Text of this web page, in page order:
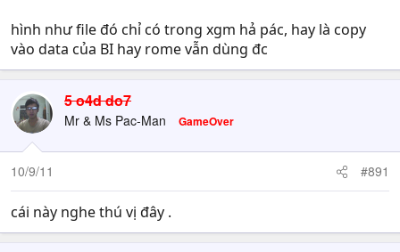
hình như file đó chỉ có trong xgm hả pác, hay là copy
vào data của BI hay rome vẫn dùng đc
5 o4d do7
Mr & Ms Pac-Man GameOver
10/9/11 #891
cái này nghe thú vị đây .